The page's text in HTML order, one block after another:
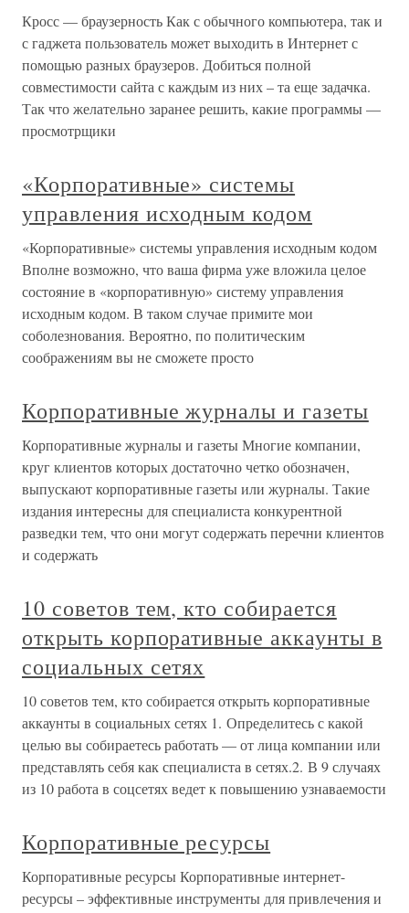
Кросс — браузерность Как с обычного компьютера, так и
с гаджета пользователь может выходить в Интернет с
помощью разных браузеров. Добиться полной
совместимости сайта с каждым из них – та еще задачка.
Так что желательно заранее решить, какие программы —
просмотрщики
«Корпоративные» системы
управления исходным кодом
«Корпоративные» системы управления исходным кодом
Вполне возможно, что ваша фирма уже вложила целое
состояние в «корпоративную» систему управления
исходным кодом. В таком случае примите мои
соболезнования. Вероятно, по политическим
соображениям вы не сможете просто
Корпоративные журналы и газеты
Корпоративные журналы и газеты Многие компании,
круг клиентов которых достаточно четко обозначен,
выпускают корпоративные газеты или журналы. Такие
издания интересны для специалиста конкурентной
разведки тем, что они могут содержать перечни клиентов
и содержать
10 советов тем, кто собирается
открыть корпоративные аккаунты в
социальных сетях
10 советов тем, кто собирается открыть корпоративные
аккаунты в социальных сетях 1. Определитесь с какой
целью вы собираетесь работать — от лица компании или
представлять себя как специалиста в сетях.2. В 9 случаях
из 10 работа в соцсетях ведет к повышению узнаваемости
Корпоративные ресурсы
Корпоративные ресурсы Корпоративные интернет-
ресурсы – эффективные инструменты для привлечения и